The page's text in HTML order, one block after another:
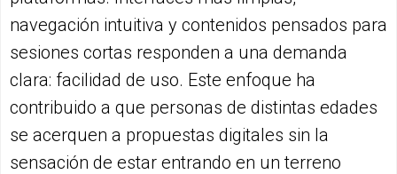
navegación intuitiva y contenidos pensados para
sesiones cortas responden a una demanda
clara: facilidad de uso. Este enfoque ha
contribuido a que personas de distintas edades
se acerquen a propuestas digitales sin la
sensación de estar entrando en un terreno